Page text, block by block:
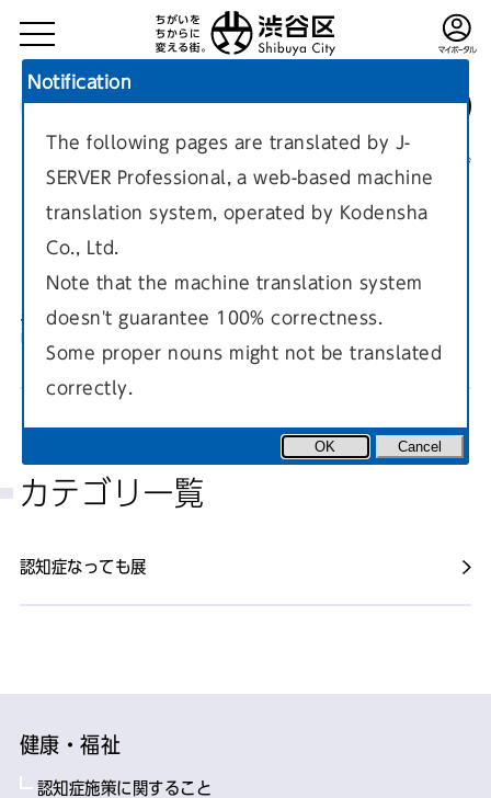
現在のページ
認知症普及啓発イベント
カテゴリ一覧
認知症なっても展
健康・福祉
認知症施策に関すること
Notification
The following pages are translated by J-
SERVER Professional, a web-based machine
translation system, operated by Kodensha
Co., Ltd.
Note that the machine translation system
doesn't guarantee 100% correctness.
Some proper nouns might not be translated
correctly.
OK Cancel